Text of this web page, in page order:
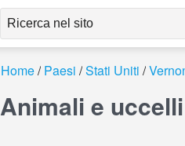
Home Paesi Stati Uniti
Animali e